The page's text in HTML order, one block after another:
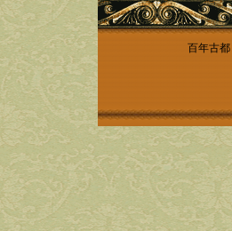
百年古都